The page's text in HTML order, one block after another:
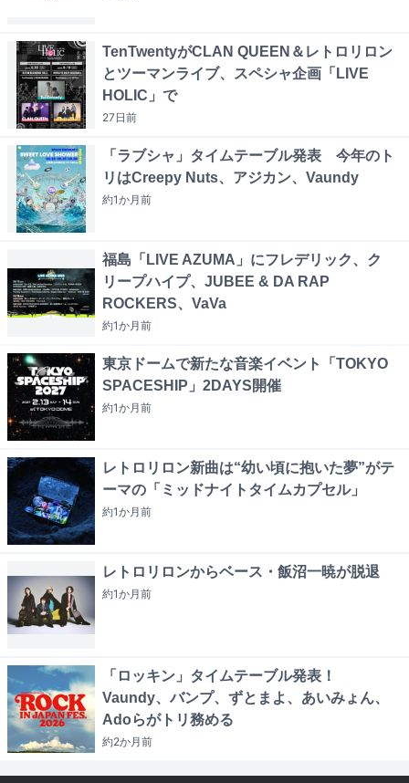
TenTwentyがCLAN QUEEN＆レトロリロン
とツーマンライブ、スペシャ企画「LIVE
HOLIC」で
27日前
「ラブシャ」タイムテーブル発表 今年のト
リはCreepy Nuts、アジカン、Vaundy
約1か月前
福島「LIVE AZUMA」にフレデリック、ク
リープハイプ、JUBEE & DA RAP
ROCKERS、VaVa
約1か月前
東京ドームで新たな音楽イベント「TOKYO
SPACESHIP」2DAYS開催
約1か月前
レトロリロン新曲は“幼い頃に抱いた夢”がテ
ーマの「ミッドナイトタイムカプセル」
約1か月前
レトロリロンからベース・飯沼一暁が脱退
約1か月前
「ロッキン」タイムテーブル発表！
Vaundy、バンプ、ずとまよ、あいみょん、
Adoらがトリ務める
約2か月前